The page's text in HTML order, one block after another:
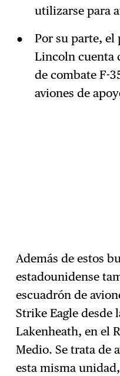
utilizarse para
Por su parte, el
Lincoln cuenta
de combate F-
aviones de
Además de estos
estadounidense
escuadrón de
Strike Eagle desde
Lakenheath, en el
Medio. Se trata de
esta misma